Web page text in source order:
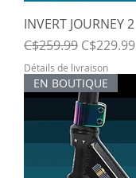
INVERT JOURNEY 2
Regular Price
C$259.99 Sale Price
C$229.99
Détails de livraison
EN BOUTIQUE